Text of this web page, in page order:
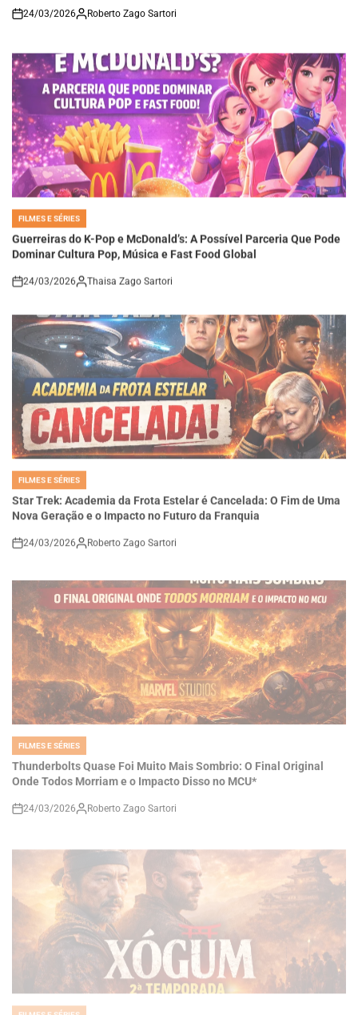
on
24/03/2026 Roberto Zago Sartori
INGuerreiras do K-Pop e McDonald’s: A Possível Parceria Que Pode
Dominar Cultura Pop, Música e Fast Food Global
Thaisa Zago Sartori
POSTED
IN
FILMES E SÉRIES
Star Trek: Academia da Frota Estelar é Cancelada: O Fim de Uma
Nova Geração e o Impacto no Futuro da Franquia
on
24/03/2026 Roberto Zago Sartori
POSTED
IN
FILMES E SÉRIES
Thunderbolts Quase Foi Muito Mais Sombrio: O Final Original
Onde Todos Morriam e o Impacto Disso no MCU*
on
24/03/2026 Roberto Zago Sartori
FILMES E SÉRIES
Xógum 2ª Temporada Expande Seu Universo: Novo Elenco,
Avanço Temporal e Uma Saga Ainda Mais Ambiciosa